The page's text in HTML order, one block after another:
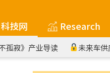
科技网 Research
孤寂》产业导读 未来车